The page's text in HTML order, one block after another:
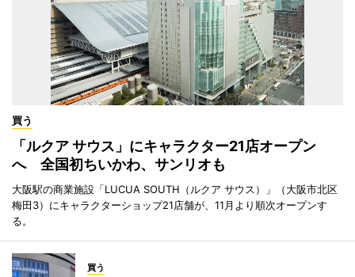
買う
「ルクア サウス」にキャラクター21店オープン
へ 全国初ちいかわ、サンリオも
大阪駅の商業施設「LUCUA SOUTH（ルクア サウス）」（大阪市北区
梅田3）にキャラクターショップ21店舗が、11月より順次オープンす
る。
買う